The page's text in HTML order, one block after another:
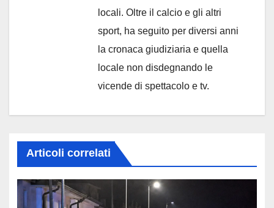
locali. Oltre il calcio e gli altri
sport, ha seguito per diversi anni
la cronaca giudiziaria e quella
locale non disdegnando le
vicende di spettacolo e tv.
Articoli correlati